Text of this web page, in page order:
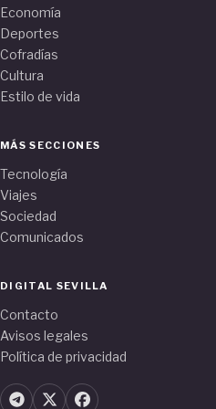
Economía
Deportes
Cofradías
Cultura
Estilo de vida
MÁS SECCIONES
Tecnología
Viajes
Sociedad
Comunicados
DIGITAL SEVILLA
Contacto
Avisos legales
Política de privacidad